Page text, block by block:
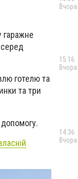
гаражне
готелю та
та три
Вчора
15:16
Вчора
14:36
Вчора